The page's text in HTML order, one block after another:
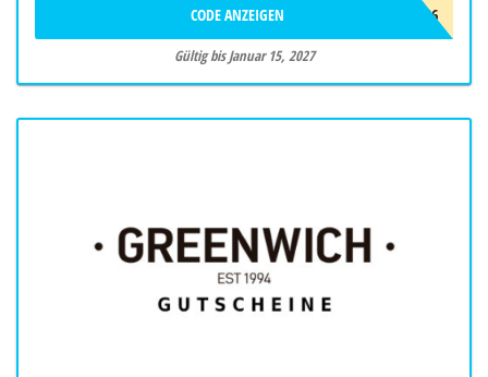
GB-10-AD26
CODE ANZEIGEN
Gültig bis Januar 15, 2027